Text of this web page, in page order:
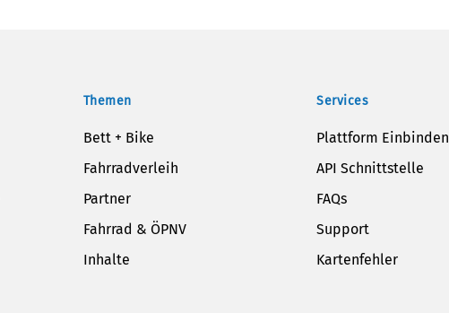
Themen
Bett + Bike
Fahrradverleih
Partner
Fahrrad & ÖPNV
Inhalte
Services
Plattform Einbinden
API Schnittstelle
FAQs
Support
Kartenfehler